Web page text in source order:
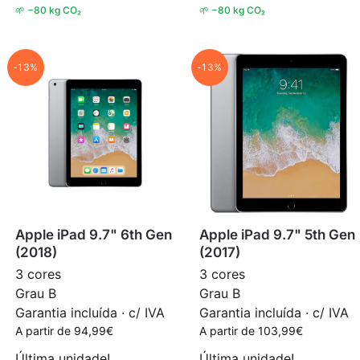
🌱 −80 kg CO₂ 🌱 −80 kg CO₂
-13%
Apple iPad 9.7" 6th Gen
(2018)
3 cores
Grau B
Garantia incluída · c/ IVA
A partir de 94,99€
-13%
Apple iPad 9.7" 5th Gen
(2017)
3 cores
Grau B
Garantia incluída · c/ IVA
A partir de 103,99€